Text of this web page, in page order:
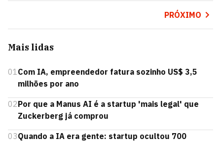
PRÓXIMO
Mais lidas
01 Com IA, empreendedor fatura sozinho US$ 3,5
milhões por ano
02Por que a Manus AI é a startup 'mais legal' que
Zuckerberg já comprou
03Quando a IA era gente: startup ocultou 700